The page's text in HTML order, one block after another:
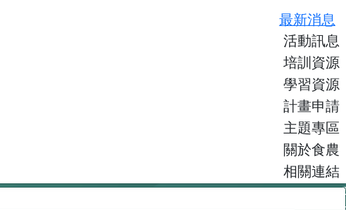
最新消息
活動訊息
培訓資源
學習資源
計畫申請
主題專區
關於食農
相關連結